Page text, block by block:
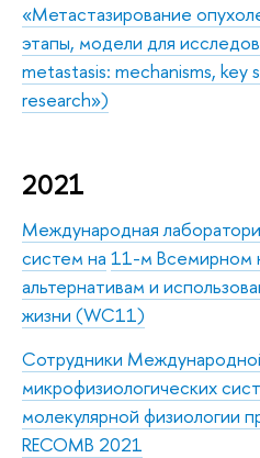
«Метастазирование
этапы, модели для
metastasis: mechanisms, key
research»)
2021
Международная
систем на 11-м Всемирном
альтернативам и
жизни (WC11)
Сотрудники
микрофизиологических
молекулярной физиологии
RECOMB 2021